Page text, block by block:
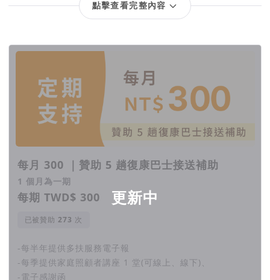
點擊查看完整內容
回饋項目
更新中
每月 300 ｜贊助 5 趟復康巴士接送補助
1 個月為一期
每期 TWD$ 300
已被贊助 次
-每半年提供多扶服務電子報
-每季提供家庭照顧者講座 1 堂(可線上、線下)、
-電子感謝函